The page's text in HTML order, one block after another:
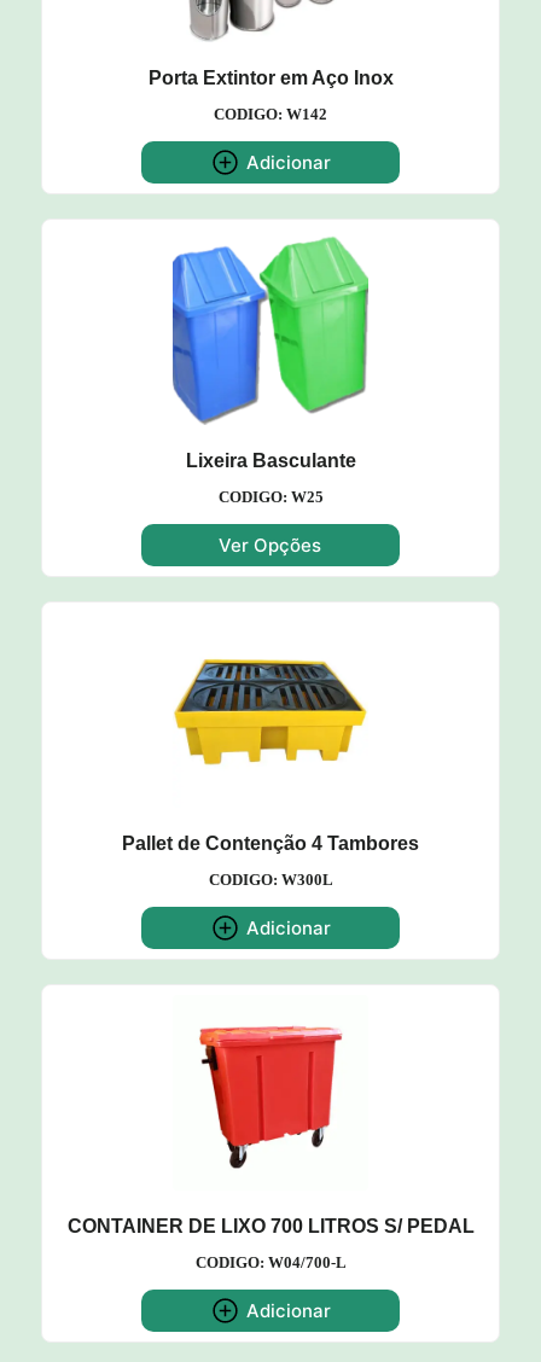
Porta Extintor em Aço Inox
CODIGO: W142
Adicionar
Lixeira Basculante
CODIGO: W25
Ver Opções
Pallet de Contenção 4 Tambores
CODIGO: W300L
Adicionar
CONTAINER DE LIXO 700 LITROS S/ PEDAL
CODIGO: W04/700-L
Adicionar